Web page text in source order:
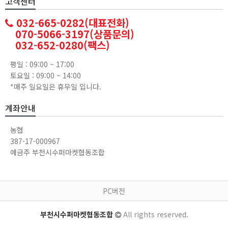
032-665-0282(대표전화)
070-5066-3197(상품문의)
032-652-0280(팩스)
평일 : 09:00 ~ 17:00
토요일 : 09:00 ~ 14:00
*매주 일요일은 휴무일 입니다.
계좌안내
농협
387-17-000967
예금주 부천시수퍼마켓협동조합
PC버전
부천시수퍼마켓협동조합 All rights reserved.